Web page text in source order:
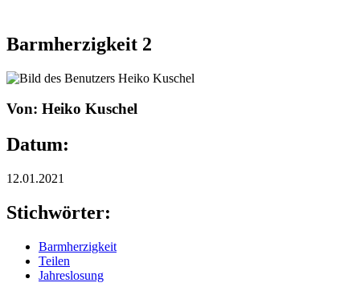
Barmherzigkeit 2
Von: Heiko Kuschel
Datum:
12.01.2021
Stichwörter:
Barmherzigkeit
Teilen
Jahreslosung